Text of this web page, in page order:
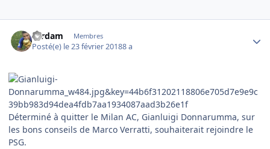
serdam Membres
Posté(e) le 23 février 20188 a
Déterminé à quitter le Milan AC, Gianluigi Donnarumma, sur
les bons conseils de Marco Verratti, souhaiterait rejoindre le
PSG.